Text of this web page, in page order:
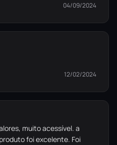
04/09/2024
12/02/2024
muito acessível. a
foi excelente. Foi